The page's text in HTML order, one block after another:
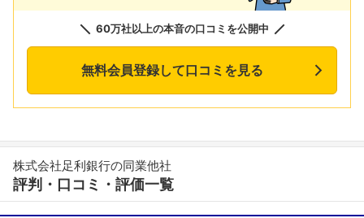
60万社以上の本音の口コミを公開中
無料会員登録して口コミを見る
株式会社足利銀行の同業他社
評判・口コミ・評価一覧